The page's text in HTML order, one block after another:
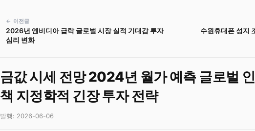
← 이전글
2026년 엔비디아 급락 글로벌 시장 실적 기대감 투자
심리 변화
수원휴대폰 성지
금값 시세 전망 2024년 월가 예측 글로벌
책 지정학적 긴장 투자 전략
발행: 2026-06-06